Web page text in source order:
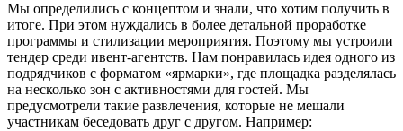
Мы определились с концептом и знали, что хотим получить в
итоге. При этом нуждались в более детальной проработке
программы и стилизации мероприятия. Поэтому мы устроили
тендер среди ивент-агентств. Нам понравилась идея одного из
подрядчиков с форматом «ярмарки», где площадка разделялась
на несколько зон с активностями для гостей. Мы
предусмотрели такие развлечения, которые не мешали
участникам беседовать друг с другом. Например: